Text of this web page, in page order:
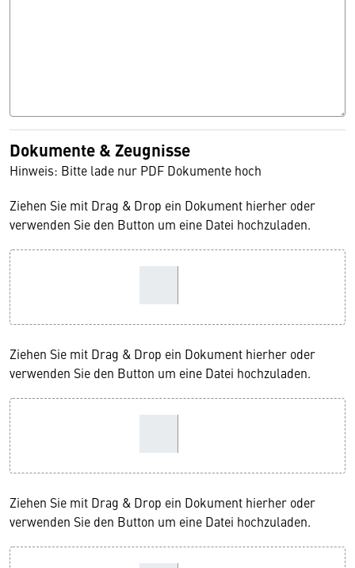
Dokumente & Zeugnisse
Hinweis: Bitte lade nur PDF Dokumente hoch
Ziehen Sie mit Drag & Drop ein Dokument hierher oder
verwenden Sie den Button um eine Datei hochzuladen.
Ziehen Sie mit Drag & Drop ein Dokument hierher oder
verwenden Sie den Button um eine Datei hochzuladen.
Ziehen Sie mit Drag & Drop ein Dokument hierher oder
verwenden Sie den Button um eine Datei hochzuladen.